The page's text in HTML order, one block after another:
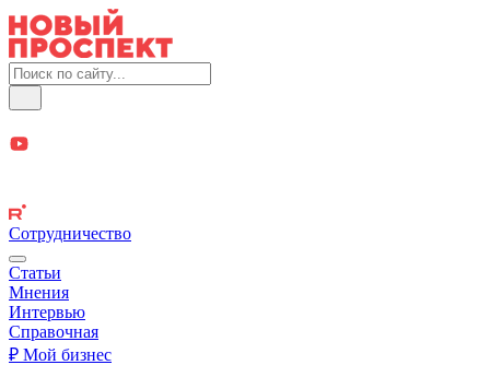
Сотрудничество
Статьи
Мнения
Интервью
Справочная
₽ Мой бизнес